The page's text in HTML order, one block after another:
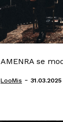
AMENRA se
LooMis - 31.03.2025